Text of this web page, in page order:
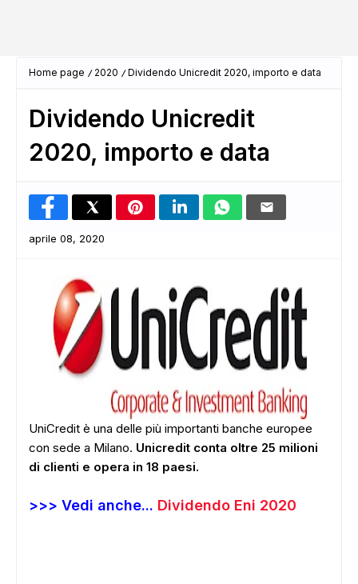
Home page 2020 Dividendo Unicredit 2020, importo e data
Dividendo Unicredit
2020, importo e data
aprile 08, 2020
UniCredit è una delle più importanti banche europee
con sede a Milano. Unicredit conta oltre 25 milioni
di clienti e opera in 18 paesi.
>>> Vedi anche... Dividendo Eni 2020